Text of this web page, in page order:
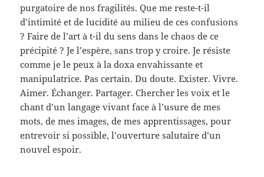
purgatoire de nos fragilités. Que me reste-t-il
d’intimité et de lucidité au milieu de ces confusions
? Faire de l’art à t-il du sens dans le chaos de ce
précipité ? Je l’espère, sans trop y croire. Je résiste
comme je le peux à la doxa envahissante et
manipulatrice. Pas certain. Du doute. Exister. Vivre.
Aimer. Échanger. Partager. Chercher les voix et le
chant d’un langage vivant face à l’usure de mes
mots, de mes images, de mes apprentissages, pour
entrevoir si possible, l’ouverture salutaire d’un
nouvel espoir.